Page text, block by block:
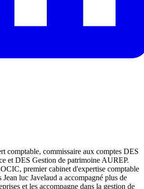
comptable, commissaire aux comptes DES
et DES Gestion de patrimoine AUREP.
premier cabinet d'expertise comptable
luc Javelaud a accompagné plus de
et les accompagne dans la gestion de